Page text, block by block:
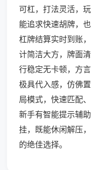
可杠，打法灵活，
能追求快速胡牌，
杠牌结算实时到账
计简洁大方，牌面
行稳定无卡顿，方
极具代入感，仿佛
局模式，快速匹配
新手有智能提示辅
挂，既能休闲解压
的绝佳选择。